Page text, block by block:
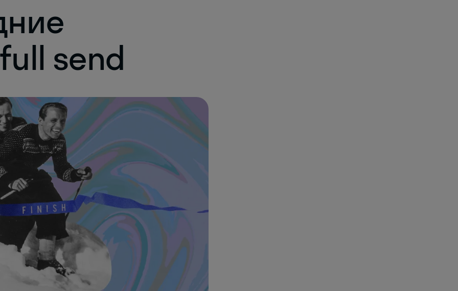
send